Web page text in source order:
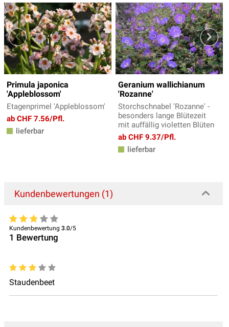
Primula japonica
'Appleblossom'
Etagenprimel 'Appleblossom'
ab CHF 7.56/Pfl.
lieferbar
Geranium wallichianum
'Rozanne'
Storchschnabel 'Rozanne' -
besonders lange Blütezeit
mit auffällig violetten Blüten
ab CHF 9.37/Pfl.
lieferbar
Kundenbewertungen (1)
Kundenbewertung 3.0/5
1 Bewertung
Staudenbeet